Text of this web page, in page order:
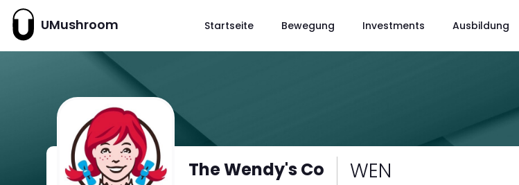
UMushroom Startseite Bewegung Investments Ausbildung
The Wendy's Co WEN